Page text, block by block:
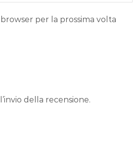
per la prossima volta
della recensione.